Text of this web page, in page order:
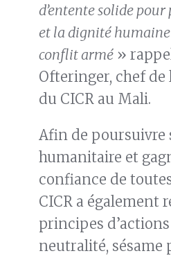
d’entente solide
et la dignité
conflit armé »
Ofteringer, chef de
du CICR au Mali.
Afin de poursuivre
humanitaire et
confiance de
CICR a également
principes
neutralité, sésame